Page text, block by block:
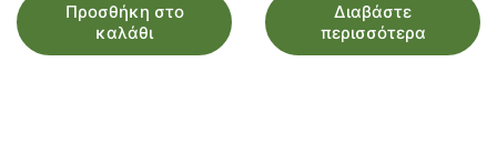
Προσθήκη στο
καλάθι
Διαβάστε
περισσότερα